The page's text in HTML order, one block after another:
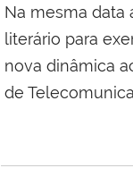
Na mesma data
literário para
nova dinâmica
de